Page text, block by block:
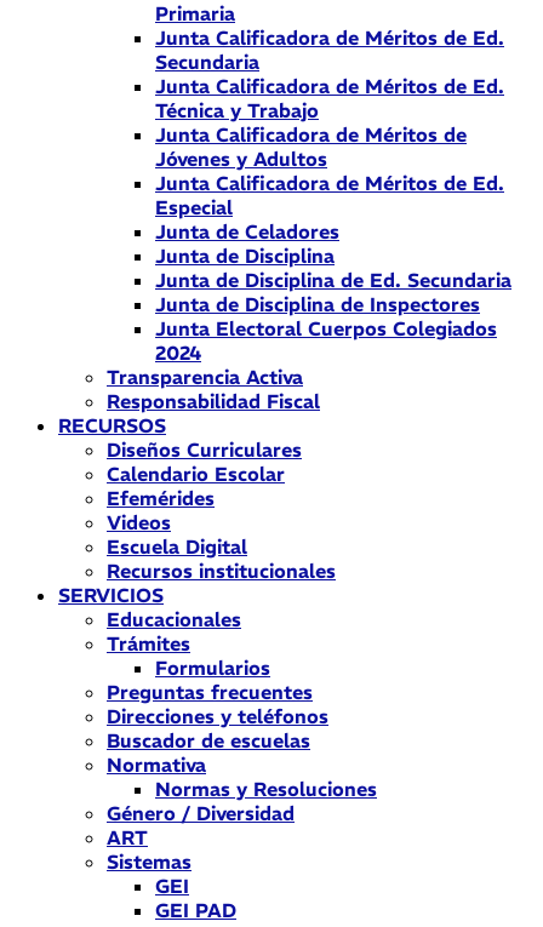
Primaria
Junta Calificadora de Méritos de Ed.
Secundaria
Junta Calificadora de Méritos de Ed.
Técnica y Trabajo
Junta Calificadora de Méritos de
Jóvenes y Adultos
Junta Calificadora de Méritos de Ed.
Especial
Junta de Celadores
Junta de Disciplina
Junta de Disciplina de Ed. Secundaria
Junta de Disciplina de Inspectores
Junta Electoral Cuerpos Colegiados
2024
Transparencia Activa
Responsabilidad Fiscal
RECURSOS
Diseños Curriculares
Calendario Escolar
Efemérides
Videos
Escuela Digital
Recursos institucionales
SERVICIOS
Educacionales
Trámites
Formularios
Preguntas frecuentes
Direcciones y teléfonos
Buscador de escuelas
Normativa
Normas y Resoluciones
Género / Diversidad
ART
Sistemas
GEI
GEI PAD